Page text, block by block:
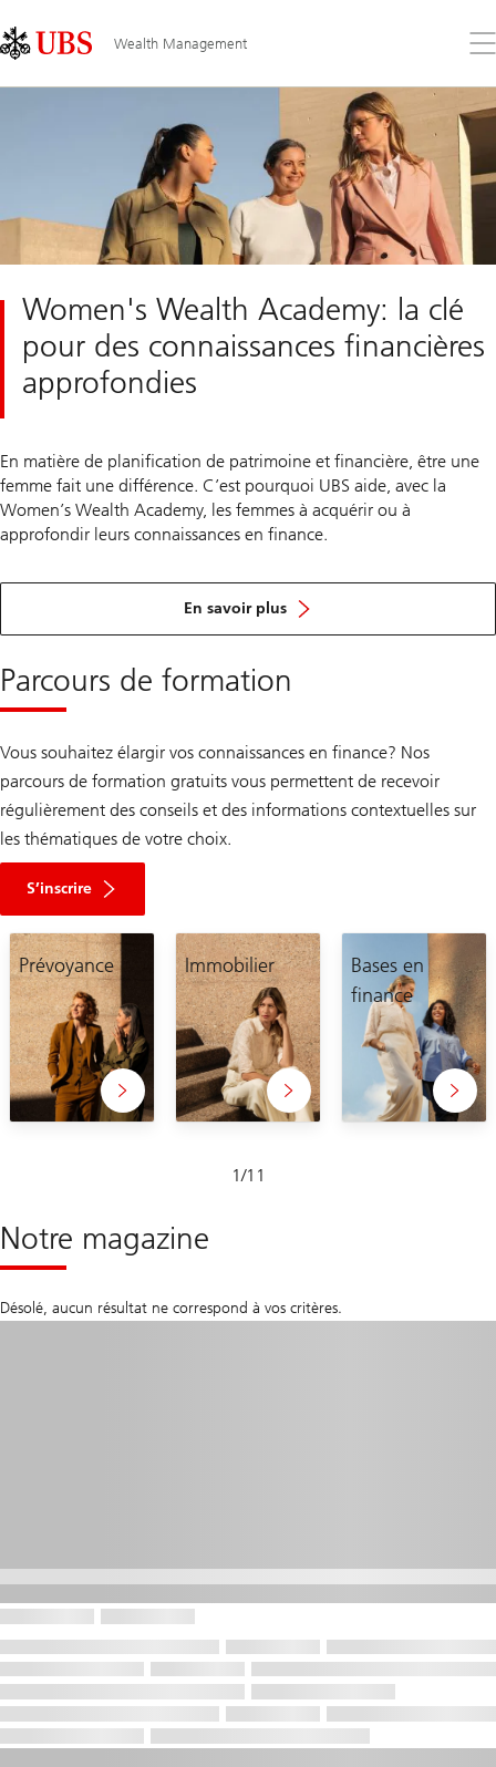
Links
Area
Wealth Management
le
Women's Wealth Academy: la clé
pour des connaissances financières
approfondies
En matière de planification de patrimoine et financière, être une
femme fait une différence. C’est pourquoi UBS aide, avec la
Women’s Wealth Academy, les femmes à acquérir ou à
approfondir leurs connaissances en finance.
En savoir plus
Vers
Wealth
Parcours de formation
Vous souhaitez élargir vos connaissances en finance? Nos
parcours de formation gratuits vous permettent de recevoir
régulièrement des conseils et des informations contextuelles sur
les thématiques de votre choix.
S’inscrire
Prévoyance Immobilier
Bases en
finance
1/11
1-
Notre magazine
Désolé, aucun résultat ne correspond à vos critères.